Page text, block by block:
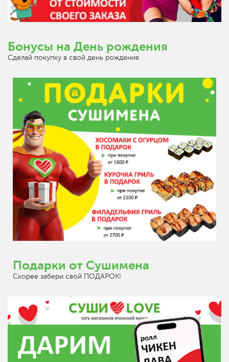
Бонусы на День рождения
Сделай покупку в свой день рождения
Подарки от Сушимена
Скорее забери свой ПОДАРОК!